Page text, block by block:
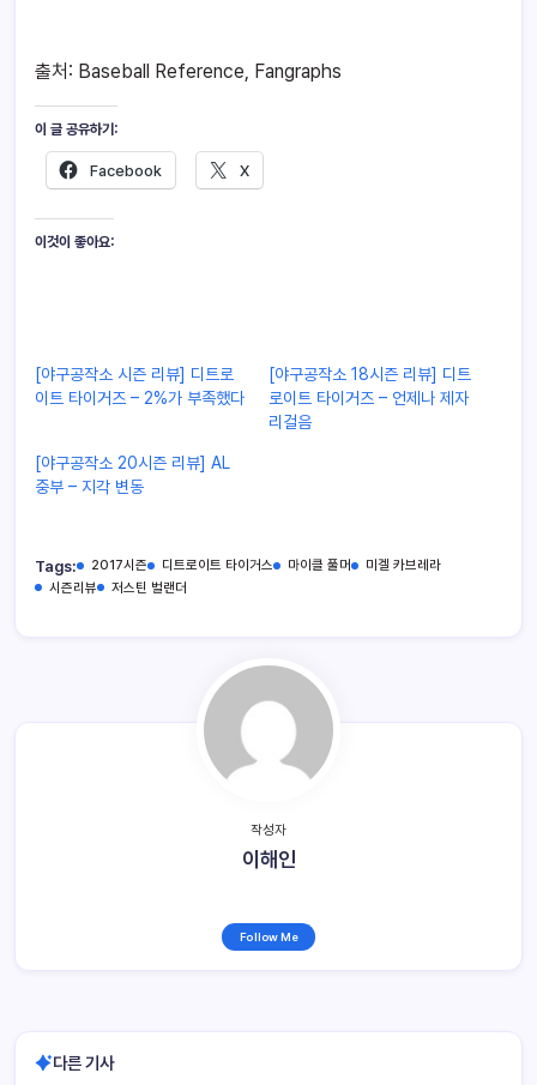
출처: Baseball Reference, Fangraphs
이 글 공유하기:
Facebook X
이것이 좋아요:
[야구공작소 시즌 리뷰] 디트로
이트 타이거즈 – 2%가 부족했다
[야구공작소 18시즌 리뷰] 디트
로이트 타이거즈 – 언제나 제자
리걸음
[야구공작소 20시즌 리뷰] AL
중부 – 지각 변동
Tags: 2017시즌 디트로이트 타이거스 마이클 풀머
미겔 카브레라
시즌리뷰
저스틴 벌랜더
작성자
이해인
Follow Me
다른 기사